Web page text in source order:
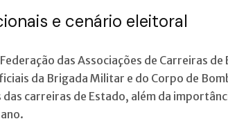
e cenário eleitoral
das Associações de Carreiras
da Brigada Militar e do Corpo de
carreiras de Estado, além da